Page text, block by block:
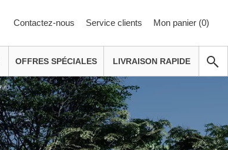
Contactez-nous Service clients Mon panier (0)
OFFRES SPÉCIALES LIVRAISON RAPIDE